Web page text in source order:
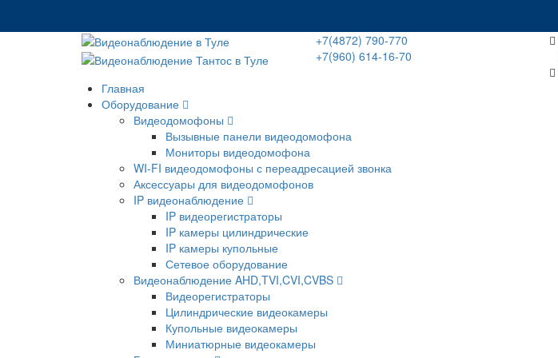
+7(4872) 790-770
+7(960) 614-16-70
Главная
Оборудование
Видеодомофоны
Вызывные панели видеодомофона
Мониторы видеодомофона
WI-FI видеодомофоны с переадресацией звонка
Аксессуары для видеодомофонов
IP видеонаблюдение
IP видеорегистраторы
IP камеры цилиндрические
IP камеры купольные
Сетевое оборудование
Видеонаблюдение AHD,TVI,CVI,CVBS
Видеорегистраторы
Цилиндрические видеокамеры
Купольные видеокамеры
Миниатюрные видеокамеры